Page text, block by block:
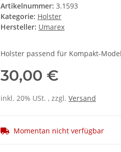
Artikelnummer: 3.1593
Kategorie: Holster
Hersteller: Umarex
Holster passend für Kompakt-
30,00 €
inkl. 20% USt. , zzgl. Versand
Momentan nicht verfügbar